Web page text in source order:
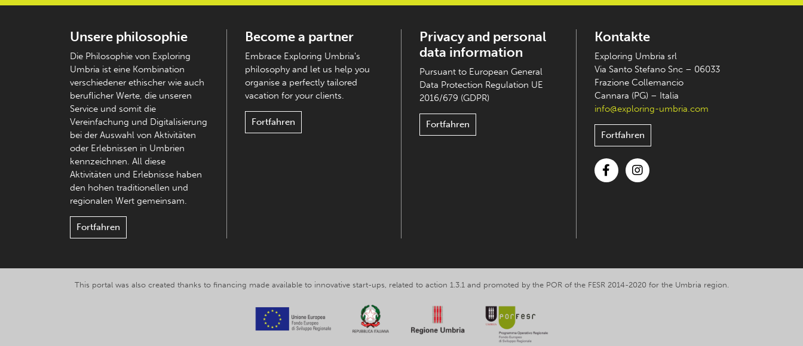
Unsere philosophie
Die Philosophie von Exploring
Umbria ist eine Kombination
verschiedener ethischer wie auch
beruflicher Werte, die unseren
Service und somit die
Vereinfachung und Digitalisierung
bei der Auswahl von Aktivitäten
oder Erlebnissen in Umbrien
kennzeichnen. All diese
Aktivitäten und Erlebnisse haben
den hohen traditionellen und
regionalen Wert gemeinsam.
Fortfahren
Become a partner
Embrace Exploring Umbria's
philosophy and let us help you
organise a perfectly tailored
vacation for your clients.
Fortfahren
Privacy and personal
data information
Pursuant to European General
Data Protection Regulation UE
2016/679 (GDPR)
Fortfahren
Kontakte
Exploring Umbria srl
Via Santo Stefano Snc – 06033
Frazione Collemancio
Cannara (PG) – Italia
info@exploring-umbria.com
Fortfahren
This portal was also created thanks to financing made available to innovative start-ups, related to action 1.3.1 and promoted by the POR of the FESR 2014-2020 for the Umbria region.